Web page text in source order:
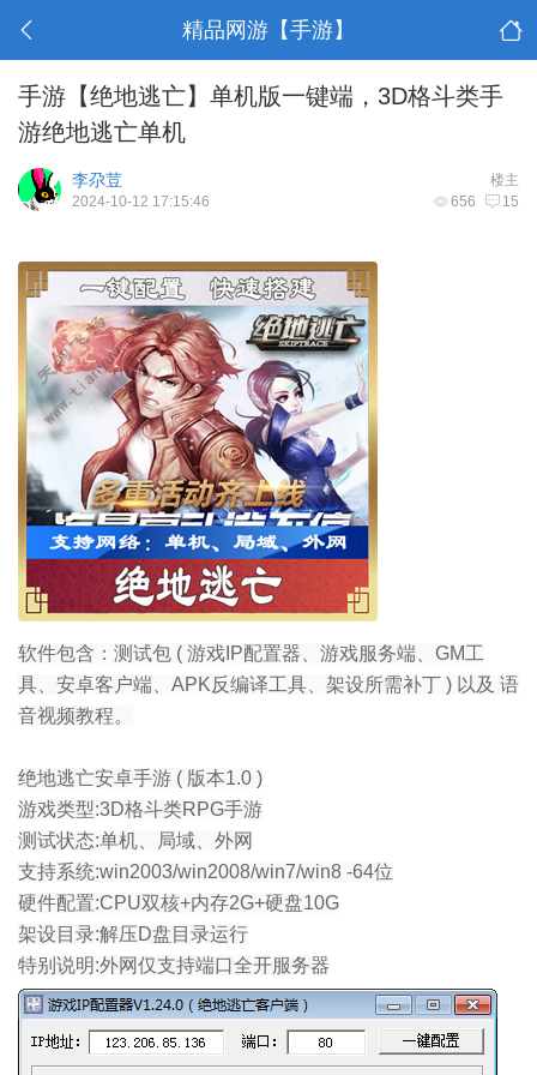
精品网游【手游】
手游【绝地逃亡】单机版一键端，3D格斗类手
游绝地逃亡单机
楼主
李尕荳
656 15
2024-10-12 17:15:46
软件包含：测试包 ( 游戏IP配置器、游戏服务端、GM工
具、安卓客户端、APK反编译工具、架设所需补丁 ) 以及 语
音视频教程。
绝地逃亡安卓手游 ( 版本1.0 )
游戏类型:3D格斗类RPG手游
测试状态:单机、局域、外网
支持系统:win2003/win2008/win7/win8 -64位
硬件配置:CPU双核+内存2G+硬盘10G
架设目录:解压D盘目录运行
特别说明:外网仅支持端口全开服务器